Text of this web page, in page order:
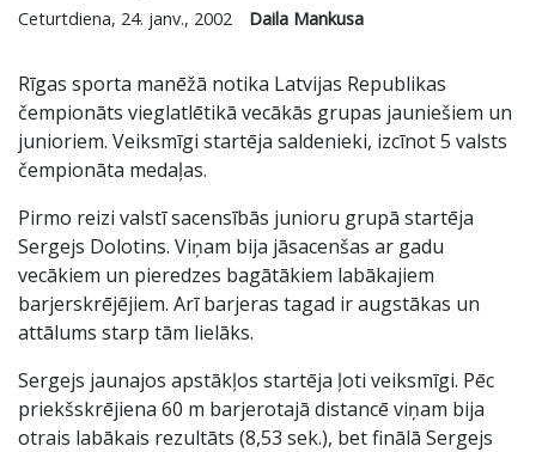
Ceturtdiena, 24. janv., 2002 Daila Mankusa
Rīgas sporta manēžā notika Latvijas Republikas
čempionāts vieglatlētikā vecākās grupas jauniešiem un
junioriem. Veiksmīgi startēja saldenieki, izcīnot 5 valsts
čempionāta medaļas.
Pirmo reizi valstī sacensībās junioru grupā startēja
Sergejs Dolotins. Viņam bija jāsacenšas ar gadu
vecākiem un pieredzes bagātākiem labākajiem
barjerskrējējiem. Arī barjeras tagad ir augstākas un
attālums starp tām lielāks.
Sergejs jaunajos apstākļos startēja ļoti veiksmīgi. Pēc
priekšskrējiena 60 m barjerotajā distancē viņam bija
otrais labākais rezultāts (8,53 sek.), bet finālā Sergejs